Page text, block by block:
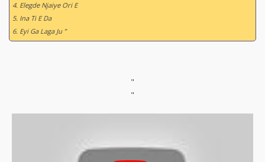
4. Elegde Njaiye Ori E
5. Ina Ti E Da
6. Eyi Ga Laga Ju ”
"
"